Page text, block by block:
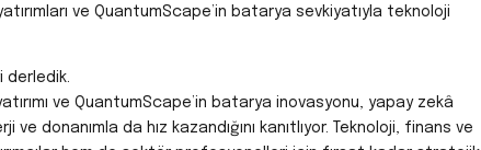
ve QuantumScape’in batarya sevkiyatıyla teknoloji
derledik.
ve QuantumScape’in batarya inovasyonu, yapay zekâ
donanımla da hız kazandığını kanıtlıyor.
Teknoloji, finans ve